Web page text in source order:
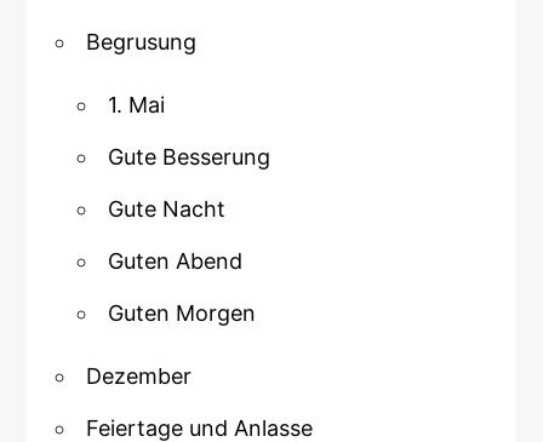
Begrusung
1. Mai
Gute Besserung
Gute Nacht
Guten Abend
Guten Morgen
Dezember
Feiertage und Anlasse